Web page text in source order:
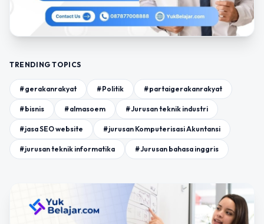
TRENDING TOPICS
#gerakanrakyat #Politik #partaigerakanrakyat
#bisnis #almasoem #Jurusan teknik industri
#jasa SEO website #jurusan Komputerisasi Akuntansi
#jurusan teknik informatika #Jurusan bahasa inggris